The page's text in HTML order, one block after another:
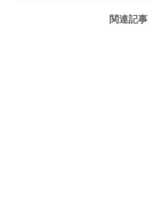
関連記事